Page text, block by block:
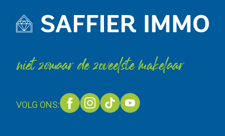
niet zomaar de zoveelste makelaar
VOLG ONS: